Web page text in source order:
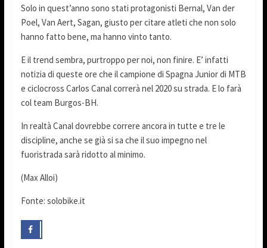
Solo in quest’anno sono stati protagonisti Bernal, Van der
Poel, Van Aert, Sagan, giusto per citare atleti che non solo
hanno fatto bene, ma hanno vinto tanto.
E il trend sembra, purtroppo per noi, non finire. E’ infatti
notizia di queste ore che il campione di Spagna Junior di MTB
e ciclocross Carlos Canal correrà nel 2020 su strada. E lo farà
col team Burgos-BH.
In realtà Canal dovrebbe correre ancora in tutte e tre le
discipline, anche se già si sa che il suo impegno nel
fuoristrada sarà ridotto al minimo.
(Max Alloi)
Fonte: solobike.it